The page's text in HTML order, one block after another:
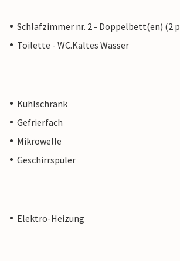
Schlafzimmer nr. 2 - Doppelbett(en) (2
Toilette - WC.Kaltes Wasser
Kühlschrank
Gefrierfach
Mikrowelle
Geschirrspüler
Elektro-Heizung